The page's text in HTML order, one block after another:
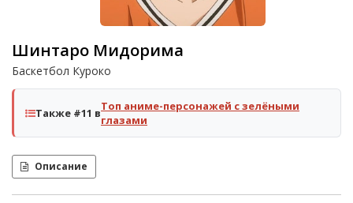
Шинтаро Мидорима
Баскетбол Куроко
Также #11 вТоп аниме-персонажей с зелёными
глазами
Описание